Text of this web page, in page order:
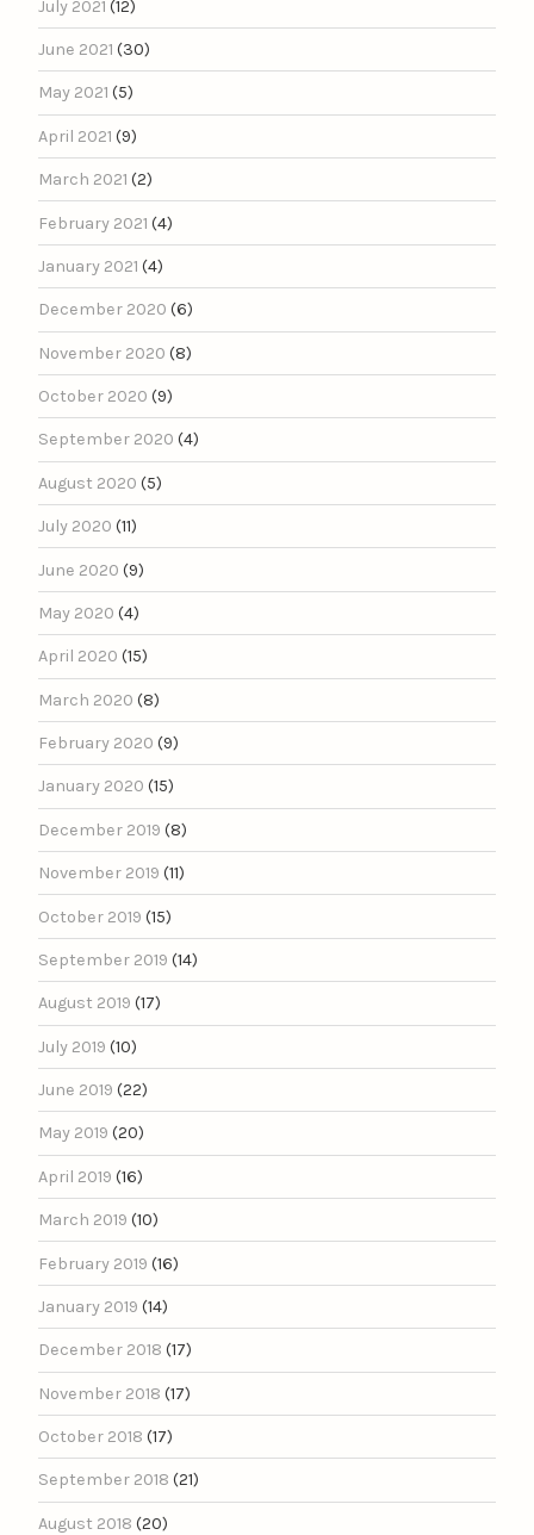
July 2021 (12)
June 2021 (30)
May 2021 (5)
April 2021 (9)
March 2021 (2)
February 2021 (4)
January 2021 (4)
December 2020 (6)
November 2020 (8)
October 2020 (9)
September 2020 (4)
August 2020 (5)
July 2020 (11)
June 2020 (9)
May 2020 (4)
April 2020 (15)
March 2020 (8)
February 2020 (9)
January 2020 (15)
December 2019 (8)
November 2019 (11)
October 2019 (15)
September 2019 (14)
August 2019 (17)
July 2019 (10)
June 2019 (22)
May 2019 (20)
April 2019 (16)
March 2019 (10)
February 2019 (16)
January 2019 (14)
December 2018 (17)
November 2018 (17)
October 2018 (17)
September 2018 (21)
August 2018 (20)